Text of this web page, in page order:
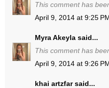
This comment has
April 9, 2014 at 9:25
Myra Akeyla said...
This comment has
April 9, 2014 at 9:26
khai artzfarsaid...